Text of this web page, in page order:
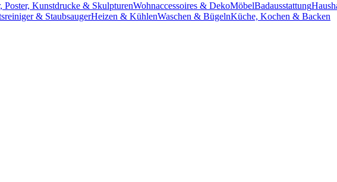
Poster, Kunstdrucke & SkulpturenWohnaccessoires & DekoMöbelBadausstattung
& StaubsaugerHeizen & KühlenWaschen & BügelnKüche, Kochen & Backen